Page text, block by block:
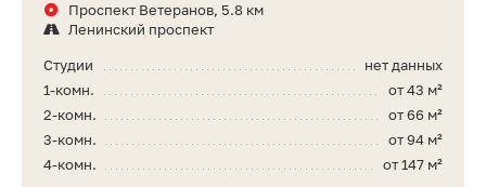
Проспект Ветеранов, 5.8 км
Ленинский проспект
нет данных
Студии
от 43 м²
1-комн.
от 66 м²
2-комн.
от 94 м²
3-комн.
от 147 м²
4-комн.